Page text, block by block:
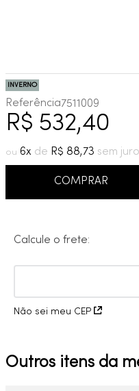
INVERNO
Referência7511009
R$ 532,40
6 R$ 88,73
COMPRAR
Calcule o frete:
Não sei meu CEP
Outros itens da